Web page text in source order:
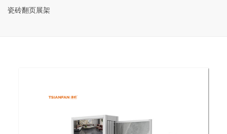
瓷砖翻页展架